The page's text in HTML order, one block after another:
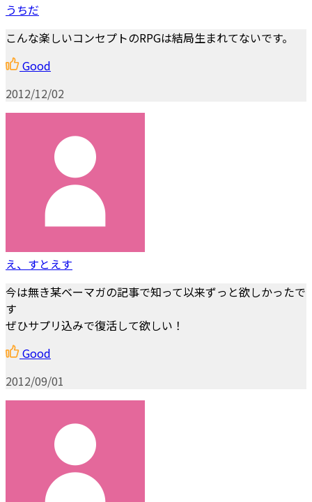
うちだ
こんな楽しいコンセプトのRPGは結局生まれてないです。
Good
2012/12/02
え、すとえす
今は無き某ベーマガの記事で知って以来ずっと欲しかったで
す
ぜひサプリ込みで復活して欲しい！
Good
2012/09/01